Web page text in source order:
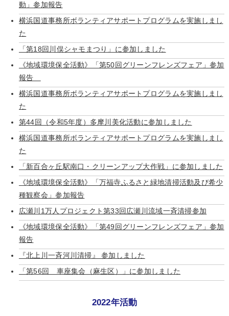
動」参加報告
横浜国道事務所ボランティアサポートプログラムを実施しまし
た
「第18回川俣シャモまつり」に参加しました
《地域環境保全活動》「第50回グリーンフレンズフェア」参加
報告
横浜国道事務所ボランティアサポートプログラムを実施しまし
た
第44回（令和5年度）多摩川美化活動に参加しました
横浜国道事務所ボランティアサポートプログラムを実施しまし
た
「新百合ヶ丘駅南口・クリーンアップ大作戦」に参加しました
《地域環境保全活動》「万福寺ふるさと緑地清掃活動及び希少
種観察会」参加報告
広瀬川1万人プロジェクト第33回広瀬川流域一斉清掃参加
《地域環境保全活動》「第49回グリーンフレンズフェア」参加
報告
『北上川一斉河川清掃』 参加しました
「第56回 車座集会（麻生区）」に参加しました
2022年活動